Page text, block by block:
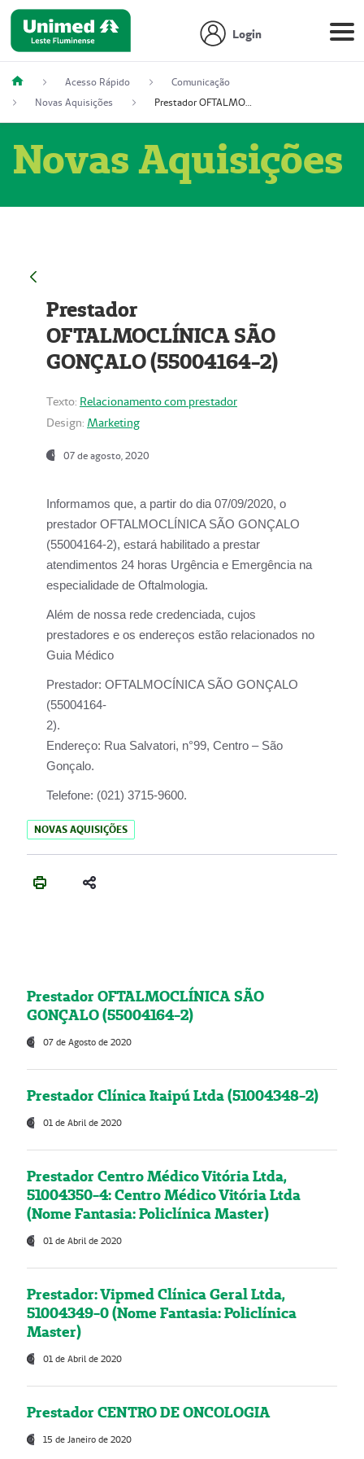
Login
Acesso Rápido
Comunicação
Novas Aquisições
Prestador OFTALMOCLÍNICA SÃO GONÇALO (55004164-2)
Novas Aquisições
Prestador
OFTALMOCLÍNICA SÃO
GONÇALO (55004164-2)
Texto: Relacionamento com prestador
Design: Marketing
07 de agosto, 2020
Informamos que, a partir do dia07/09/2020, o
prestador OFTALMOCLÍNICA SÃO GONÇALO
(55004164-2), estará habilitado a prestar
atendimentos 24 horas Urgência e Emergência na
especialidade de Oftalmologia.
Além de nossa rede credenciada, cujos
prestadores e os endereços estão relacionados no
Guia Médico
Prestador: OFTALMOCÍNICA SÃO GONÇALO
(55004164-
2).
Endereço: Rua Salvatori, n°99, Centro – São
Gonçalo.
Telefone: (021) 3715-9600.
NOVAS AQUISIÇÕES
Prestador OFTALMOCLÍNICA SÃO
GONÇALO (55004164-2)
07 de Agosto de 2020
Prestador Clínica Itaipú Ltda (51004348-2)
01 de Abril de 2020
Prestador Centro Médico Vitória Ltda,
51004350-4: Centro Médico Vitória Ltda
(Nome Fantasia: Policlínica Master)
01 de Abril de 2020
Prestador: Vipmed Clínica Geral Ltda,
51004349-0 (Nome Fantasia: Policlínica
Master)
01 de Abril de 2020
Prestador CENTRO DE ONCOLOGIA
15 de Janeiro de 2020